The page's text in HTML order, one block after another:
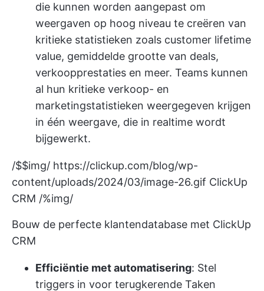
die kunnen worden aangepast om
weergaven op hoog niveau te creëren van
kritieke statistieken zoals customer lifetime
value, gemiddelde grootte van deals,
verkoopprestaties en meer. Teams kunnen
al hun kritieke verkoop- en
marketingstatistieken weergegeven krijgen
in één weergave, die in realtime wordt
bijgewerkt.
/$$img/ https://clickup.com/blog/wp-
content/uploads/2024/03/image-26.gif ClickUp
CRM /%img/
Bouw de perfecte klantendatabase met ClickUp
CRM
Efficiëntie met automatisering: Stel
triggers in voor terugkerende Taken